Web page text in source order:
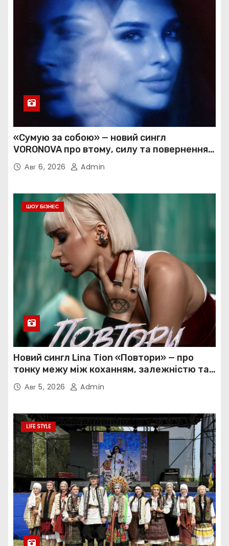
«Сумую за собою» — новий сингл
VORONOVA про втому, силу та повернення
до себе
Авг 6, 2026 Admin
ШОУ БІЗНЕС
Новий сингл Lina Tion «Повтори» — про
тонку межу між коханням, залежністю та
нав’язливою прив’язаністю
Авг 5, 2026 Admin
LIFE STYLE